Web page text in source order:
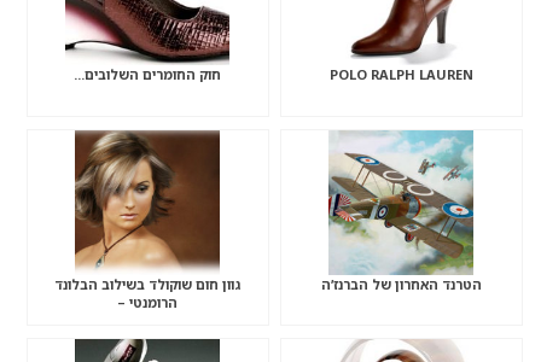
POLO RALPH LAUREN חוק החומרים השלובים…
הטרנד האחרון של הברנז’ה
גוון חום שוקולד בשילוב הבלונד
הרומנטי –